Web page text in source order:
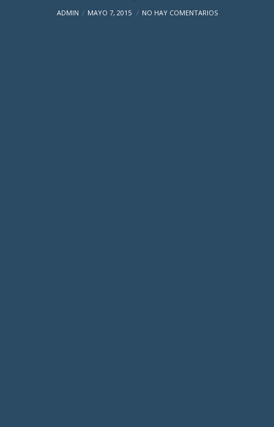
ADMIN MAYO 7, 2015 NO HAY COMENTARIOS